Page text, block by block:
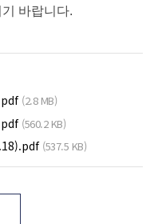
바랍니다.
(2.8 MB)
(560.2 KB)
(537.5 KB)